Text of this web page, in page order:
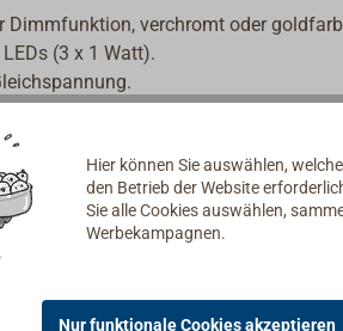
verchromt oder
(3 x 1 Watt).
Hier können Sie auswählen,
den Betrieb der Website
Sie alle Cookies auswählen,
Werbekampagnen.
Nur funktionale Cookies akzeptieren